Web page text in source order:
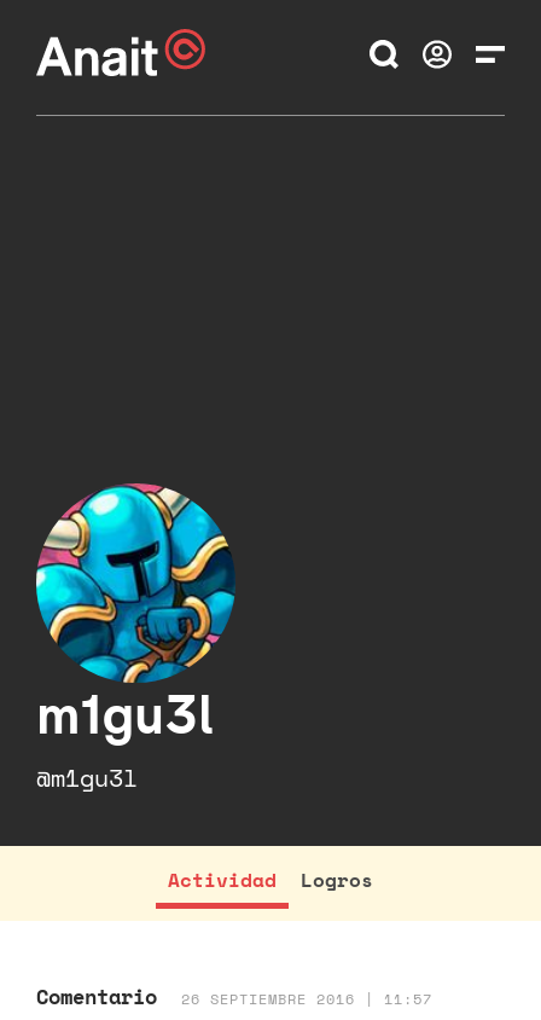
m1gu3l
@m1gu3l
Actividad Logros
Comentario 26 SEPTIEMBRE 2016 | 11:57